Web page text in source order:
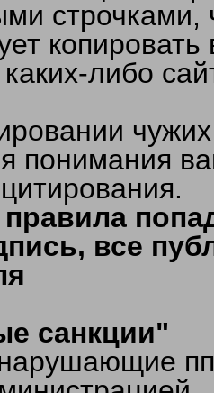
либо
понимания
все
санкции"